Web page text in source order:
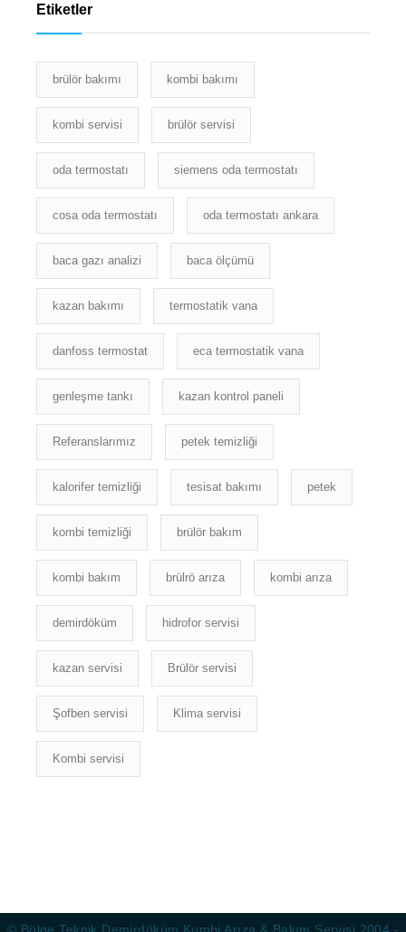
Etiketler
brülör bakımı kombi bakımı
kombi servisi brülör servisi
oda termostatı siemens oda termostatı
cosa oda termostatı oda termostatı ankara
baca gazı analizi baca ölçümü
kazan bakımı termostatik vana
danfoss termostat eca termostatik vana
genleşme tankı kazan kontrol paneli
Referanslarımız petek temizliği
kalorifer temizliği tesisat bakımı petek
kombi temizliği brülör bakım
kombi bakım brülrö arıza kombi arıza
demirdöküm hidrofor servisi
kazan servisi Brülör servisi
Şofben servisi Klima servisi
Kombi servisi
© Bölge Teknik Demirdöküm Kombi Arıza & Bakım Servisi 2004 -